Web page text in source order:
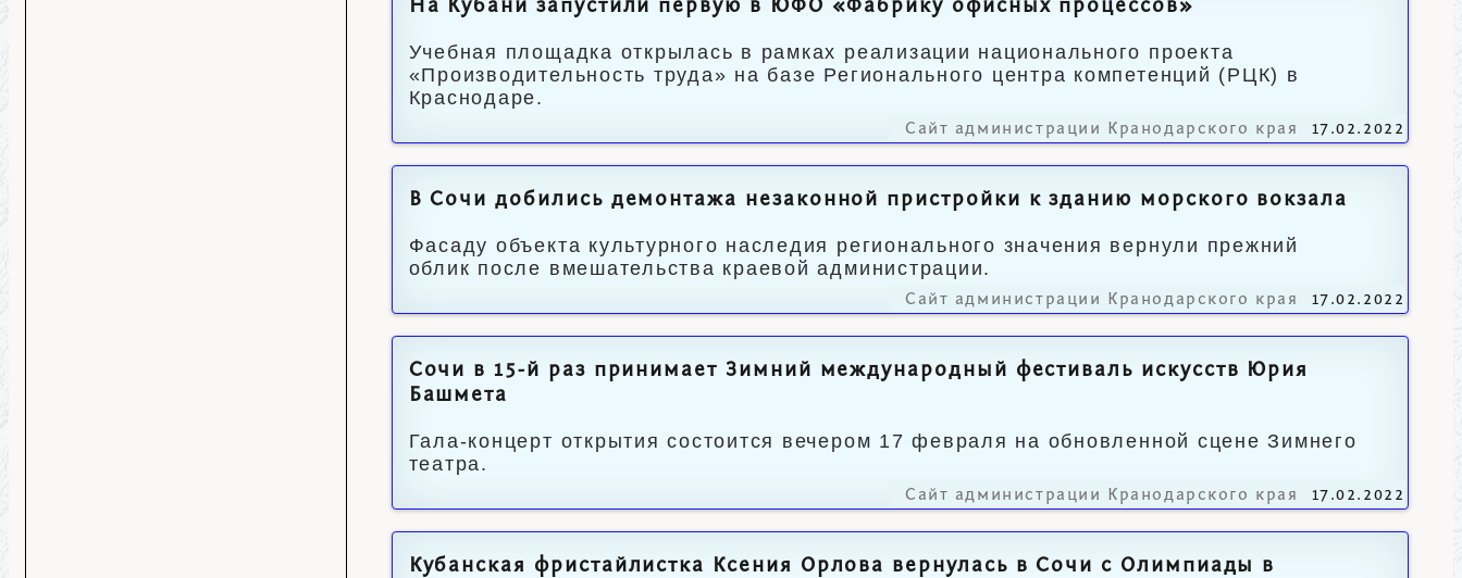
На Кубани запустили первую в ЮФО «Фабрику офисных процессов»
Учебная площадка открылась в рамках реализации национального проекта
«Производительность труда» на базе Регионального центра компетенций (РЦК) в
Краснодаре.
Сайт администрации Кранодарского края 17.02.2022
В Сочи добились демонтажа незаконной пристройки к зданию морского вокзала
Фасаду объекта культурного наследия регионального значения вернули прежний
облик после вмешательства краевой администрации.
Сайт администрации Кранодарского края 17.02.2022
Сочи в 15-й раз принимает Зимний международный фестиваль искусств Юрия
Башмета
Гала-концерт открытия состоится вечером 17 февраля на обновленной сцене Зимнего
театра.
Сайт администрации Кранодарского края 17.02.2022
Кубанская фристайлистка Ксения Орлова вернулась в Сочи с Олимпиады в